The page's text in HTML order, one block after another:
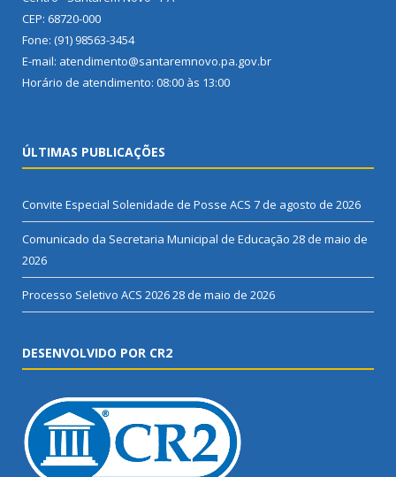
CEP: 68720-000
Fone: (91) 98563-3454
E-mail: atendimento@santaremnovo.pa.gov.br
Horário de atendimento: 08:00 às 13:00
ÚLTIMAS PUBLICAÇÕES
Convite Especial Solenidade de Posse ACS 7 de agosto de 2026
Comunicado da Secretaria Municipal de Educação 28 de maio de
2026
Processo Seletivo ACS 202628 de maio de 2026
DESENVOLVIDO POR CR2